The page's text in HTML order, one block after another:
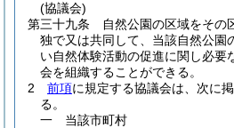
(協議会)
第三十九条
自然公園の区域をその
独で又は共同して、当該自然公園
い自然体験活動の促進に関し必要
会を組織することができる。
2
前項に規定する協議会は、次に
る。
一
当該市町村